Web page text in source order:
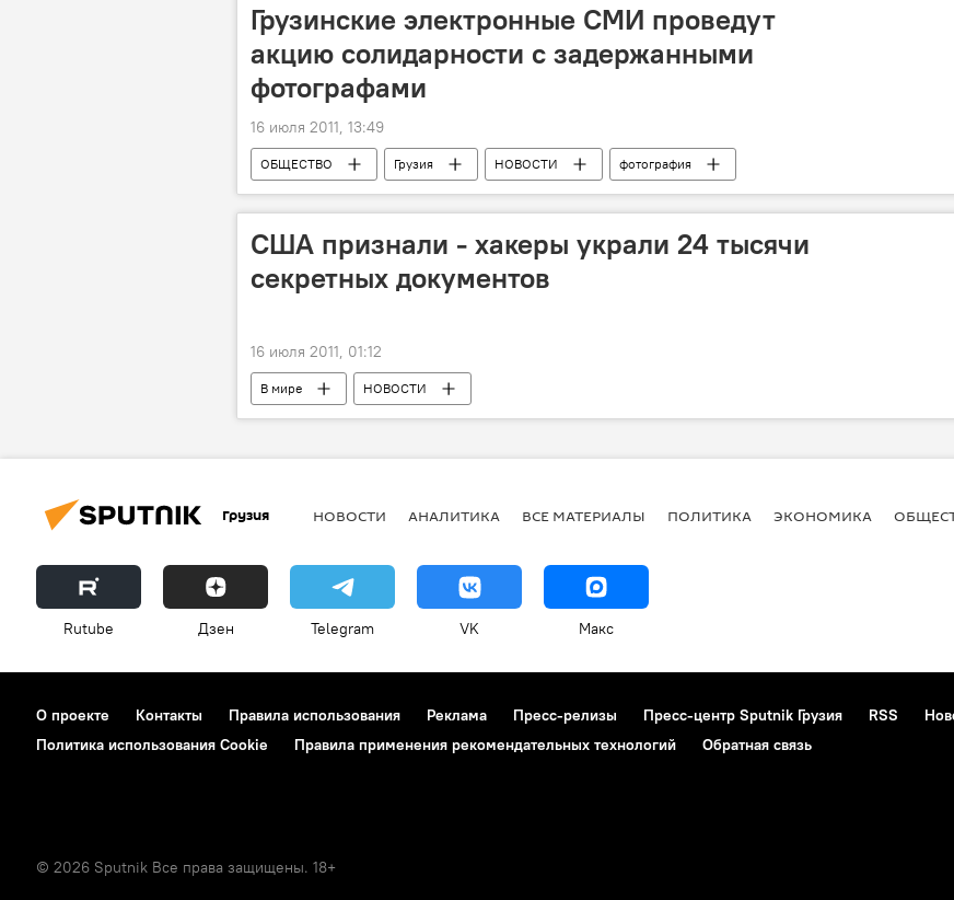
Грузинские электронные СМИ проведут
акцию солидарности с задержанными
фотографами
16 июля 2011, 13:49
ОБЩЕСТВО Грузия НОВОСТИ фотография
США признали - хакеры украли 24 тысячи
секретных документов
16 июля 2011, 01:12
В мире НОВОСТИ
Грузия НОВОСТИ АНАЛИТИКА ВСЕ МАТЕРИАЛЫ ПОЛИТИКА ЭКОНОМИКА
Rutube Дзен Telegram VK Макс
О проекте Контакты Правила использования Реклама Пресс-релизы Пресс-центр Sputnik Грузия RSS
Политика использования Cookie
Правила применения рекомендательных технологий Обратная связь
© 2026 Sputnik Все права защищены. 18+